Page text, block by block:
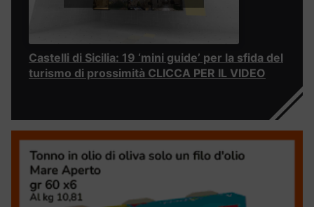
Castelli di Sicilia: 19 ‘mini guide’ per la sfida del
turismo di prossimità CLICCA PER IL VIDEO